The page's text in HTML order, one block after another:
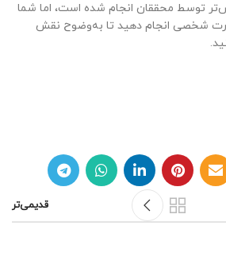
توسط محققان انجام شده است، اما شما
شخصی انجام دهید تا به‌وضوح نقش
قدیمی‌تر